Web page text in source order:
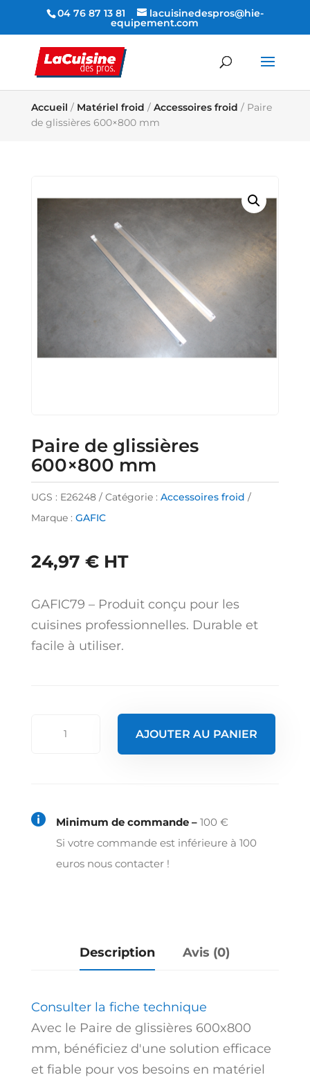
04 76 87 13 81 lacuisinedespros@hie-
equipement.com
Accueil / Matériel froid / Accessoires froid / Paire
de glissières 600×800 mm
Paire de glissières
600×800 mm
UGS : E26248 Catégorie : Accessoires froid
Marque : GAFIC
24,97 € HT
GAFIC79 – Produit conçu pour les
cuisines professionnelles. Durable et
facile à utiliser.
600x800
AJOUTER AU PANIER
 Minimum de commande – 100 €
Si votre commande est inférieure à 100
euros nous contacter !
Description Avis (0)
Consulter la fiche technique
Avec le Paire de glissières 600x800
mm, bénéficiez d'une solution efficace
et fiable pour vos besoins en matériel